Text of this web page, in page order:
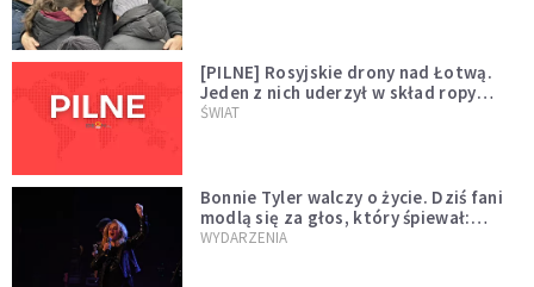
[PILNE] Rosyjskie drony nad Łotwą.
Jeden z nich uderzył w skład ropy
naftowej
ŚWIAT
Bonnie Tyler walczy o życie. Dziś fani
modlą się za głos, który śpiewał:
"Lord, help me"
WYDARZENIA